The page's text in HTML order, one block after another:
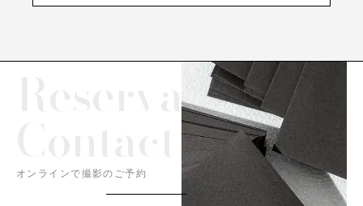
Reservation/
オンラインで撮影のご予約